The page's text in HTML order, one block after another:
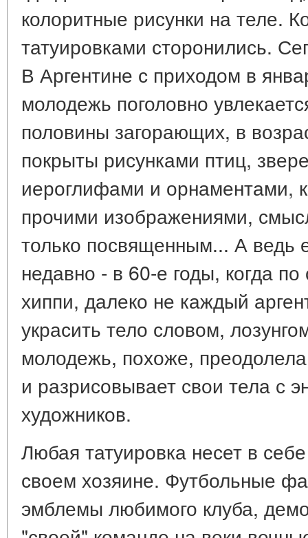
колоритные рисунки на теле.
татуировками сторонились.
В Аргентине с приходом в
молодежь поголовно
половины загорающих, в
покрыты рисунками птиц,
иероглифами и орнаментами,
прочими изображениями,
только посвященным... А ведь
недавно - в 60-е годы, когда
хиппи, далеко не каждый
украсить тело словом,
молодежь, похоже,
и разрисовывает свои тела с
художников.
Любая татуировка несет в
своем хозяине. Футбольные
эмблемы любимого клуба,